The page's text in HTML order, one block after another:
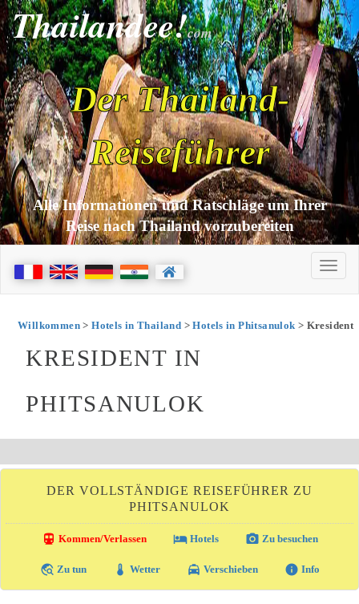
Thailandee!com
Der Thailand-
Reiseführer
Alle Informationen und Ratschläge um Ihrer
Reise nach Thailand vorzubereiten
Willkommen>Hotels in Thailand >Hotels in Phitsanulok > Kresident
KRESIDENT IN
PHITSANULOK
DER VOLLSTÄNDIGE REISEFÜHRER ZU
PHITSANULOK
directions_transit Kommen/Verlassen local_hotelHotels photo_camera Zu besuchen
travel_explore Zu tun thermostat Wetter local_taxi Verschieben info Info